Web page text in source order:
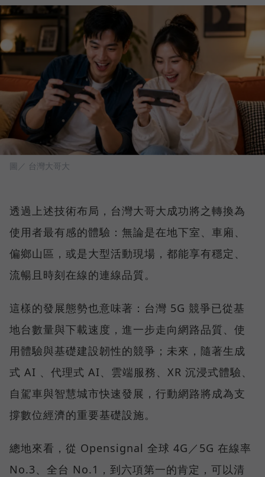
圖／ 台灣大哥大
透過上述技術布局，台灣大哥大成功將之轉換為
使用者最有感的體驗：無論是在地下室、車廂、
偏鄉山區，或是大型活動現場，都能享有穩定、
流暢且時刻在線的連線品質。
這樣的發展態勢也意味著：台灣 5G 競爭已從基
地台數量與下載速度，進一步走向網路品質、使
用體驗與基礎建設韌性的競爭；未來，隨著生成
式 AI 、代理式 AI、雲端服務、XR 沉浸式體驗、
自駕車與智慧城市快速發展，行動網路將成為支
撐數位經濟的重要基礎設施。
總地來看，從 Opensignal 全球 4G／5G 在線率
No.3、全台 No.1，到六項第一的肯定，可以清